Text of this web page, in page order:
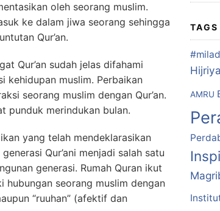
oleh seorang muslim.
ke dalam jiwa seorang sehingga
Qur’an.
Qur’an sudah jelas difahami
kehidupan muslim. Perbaikan
seorang muslim dengan Qur’an.
punduk merindukan bulan.
yang telah mendeklarasikan
Qur’ani menjadi salah satu
generasi. Rumah Quran ikut
hubungan seorang muslim dengan
“ruuhan” (afektif dan
TAGS
AMRU